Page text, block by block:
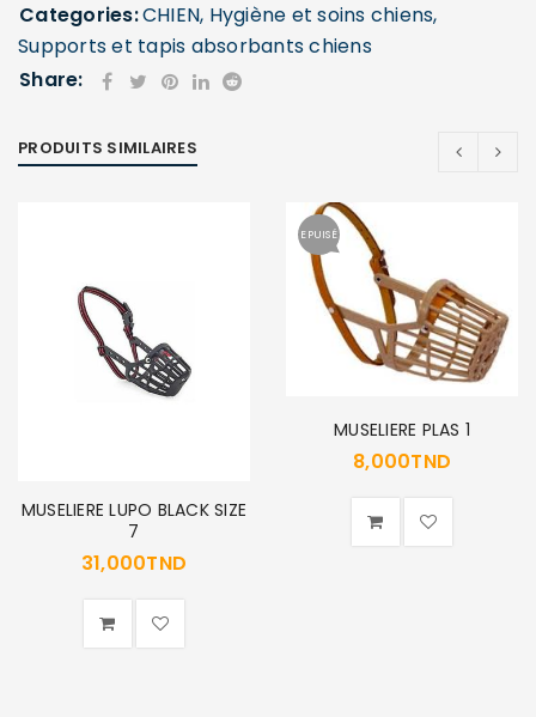
de passe*
Se souvenir de moi
SE CONNECTER
DE PASSE PERDU ?
Categories:CHIEN, Hygiène et soins chiens,
Supports et tapis absorbants chiens
Share:
PRODUITS SIMILAIRES
MUSELIERE LUPO BLACK SIZE
7
31,000TND
EPUISÉ
MUSELIERE PLAS 1
8,000TND